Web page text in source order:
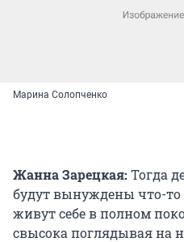
Марина Солопченко
Жанна Зарецкая: Тогда
будут вынуждены что-то
живут себе в полном
свысока поглядывая на